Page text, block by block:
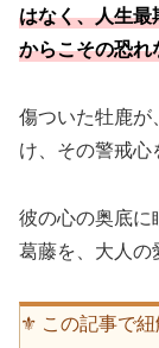
はなく、人生
からこその恐れ
傷ついた牡鹿
け、その警戒心
彼の心の奥底に
葛藤を、大人の
⚜️ この記事で